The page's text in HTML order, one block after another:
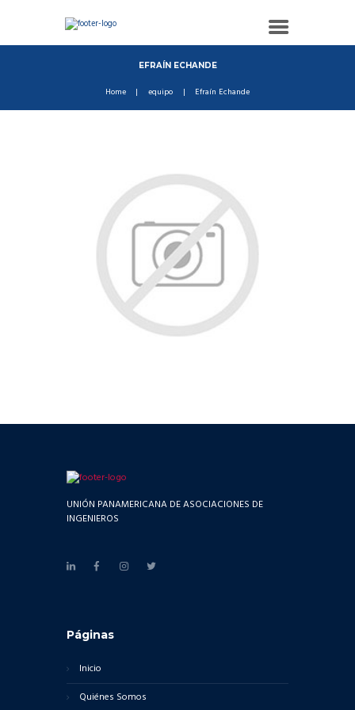
EFRAÍN ECHANDE
Home equipo Efraín Echande
UNIÓN PANAMERICANA DE ASOCIACIONES DE
INGENIEROS
Páginas
Inicio
Quiénes Somos